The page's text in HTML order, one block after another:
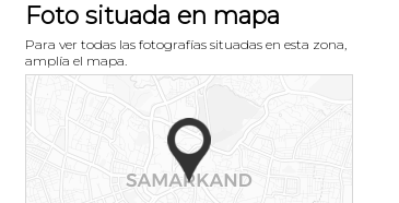
Foto situada en mapa
Para ver todas las fotografías situadas en esta zona,
amplía el mapa.